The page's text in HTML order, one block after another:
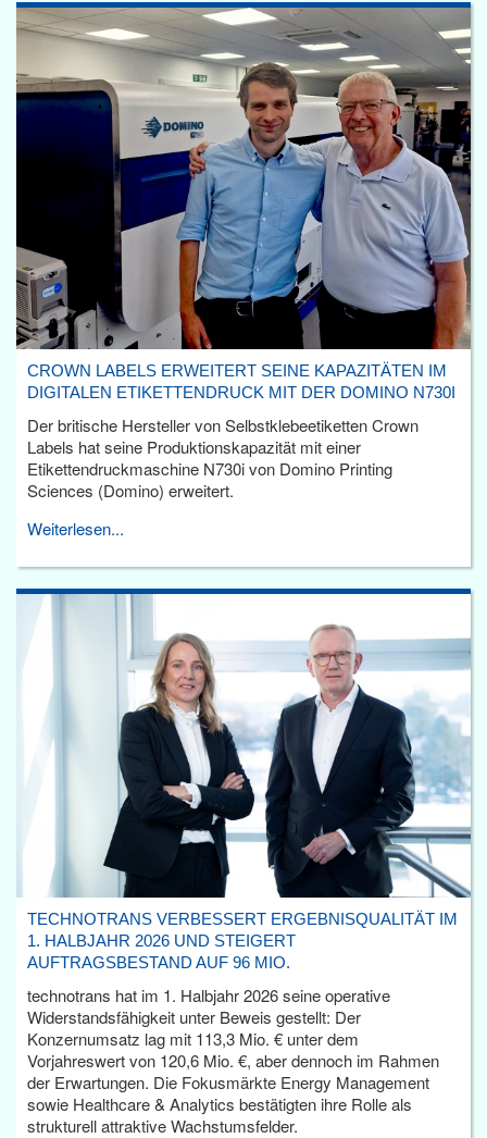
CROWN LABELS ERWEITERT SEINE KAPAZITÄTEN IM
DIGITALEN ETIKETTENDRUCK MIT DER DOMINO N730I
Der britische Hersteller von Selbstklebeetiketten Crown
Labels hat seine Produktionskapazität mit einer
Etikettendruckmaschine N730i von Domino Printing
Sciences (Domino) erweitert.
Weiterlesen...
TECHNOTRANS VERBESSERT ERGEBNISQUALITÄT IM
1. HALBJAHR 2026 UND STEIGERT
AUFTRAGSBESTAND AUF 96 MIO.
technotrans hat im 1. Halbjahr 2026 seine operative
Widerstandsfähigkeit unter Beweis gestellt: Der
Konzernumsatz lag mit 113,3 Mio. € unter dem
Vorjahreswert von 120,6 Mio. €, aber dennoch im Rahmen
der Erwartungen. Die Fokusmärkte Energy Management
sowie Healthcare & Analytics bestätigten ihre Rolle als
strukturell attraktive Wachstumsfelder.